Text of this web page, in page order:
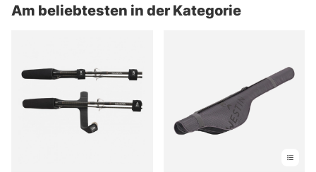
de winkel als u vragen heeft en wij helpen u graag op weg!
Am beliebtesten in der Kategorie